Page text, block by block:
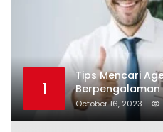
1
Tips Mencari
Berpengalaman
October 16, 2023